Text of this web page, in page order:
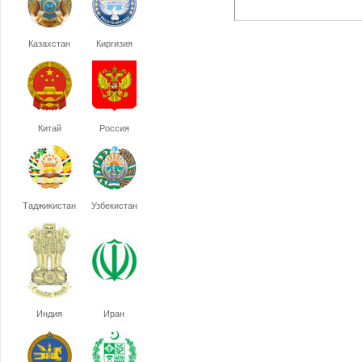
Казахстан Киргизия
Китай Россия
Таджикистан Узбекистан
Индия Иран